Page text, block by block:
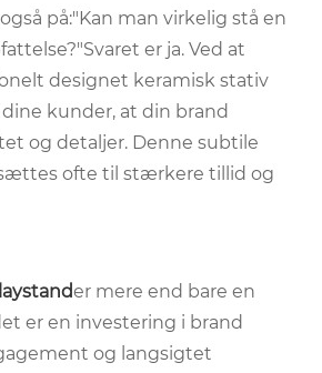
på:"Kan man virkelig stå en
Svaret er ja. Ved at
designet keramisk stativ
kunder, at din brand
og detaljer. Denne subtile
ofte til stærkere tillid og
er mere end bare en
er en investering i brand
og langsigtet